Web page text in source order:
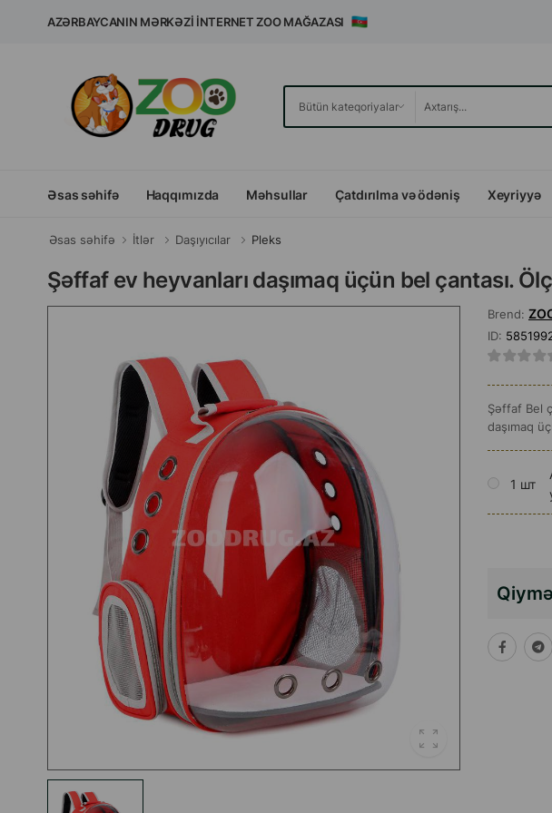
AZƏRBAYCANIN MƏRKƏZI İNTERNET ZOO MAĞAZASI
Əsas səhifə Haqqımızda Məhsullar Çatdırılma və ödəniş Xeyriyyə
Əsas səhifə İtlər Daşıyıcılar Pleks
Şəffaf ev heyvanları daşımaq üçün bel çantası.
Brend:
ID:
Şəffaf Bel
daşımaq
1 шт